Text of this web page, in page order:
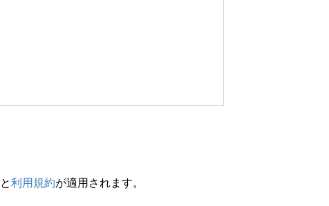
と利用規約が適用されます。